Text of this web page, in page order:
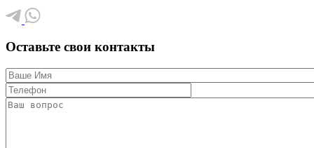
Оставьте свои контакты